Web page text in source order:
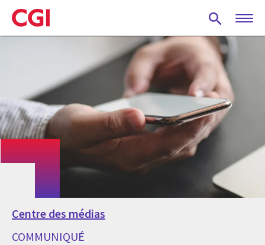
Skip
to
main
Centre des médias
COMMUNIQUÉ